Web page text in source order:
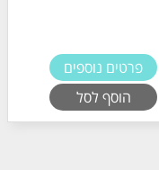
פרטים נוספים
הוסף לסל